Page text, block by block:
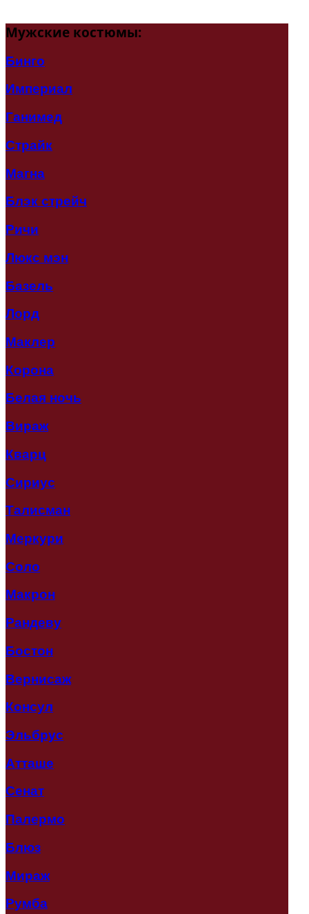
Мужские костюмы:
Бинго
Империал
Ганимед
Страйк
Магна
Блэк стрейч
Ричи
Люкс мэн
Базель
Лорд
Маклер
Корона
Белая ночь
Вираж
Кварц
Сириус
Талисман
Меркури
Соло
Макрон
Рандеву
Бостон
Вернисаж
Консул
Эльбрус
Атташе
Сенат
Палермо
Блюз
Мираж
Румба